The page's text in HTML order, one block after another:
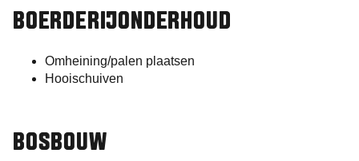
BOERDERIJONDERHOUD
Omheining/palen plaatsen
Hooischuiven
BOSBOUW